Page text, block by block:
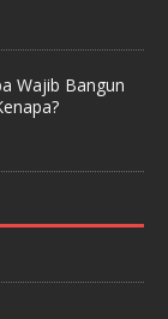
Wajib Bangun